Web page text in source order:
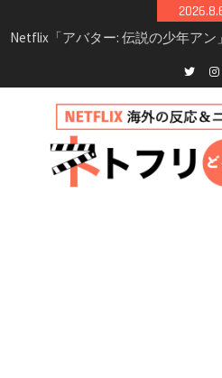
to
シーズン3最新情報
Netflix映画「ボイスメールで恋を
イッチ主演ロマコメ
新決定！2027年撮影開始
兄弟大騒動のコメディ映画「リト
ー」がNetflixで配信！─キャスト
見どころまとめ